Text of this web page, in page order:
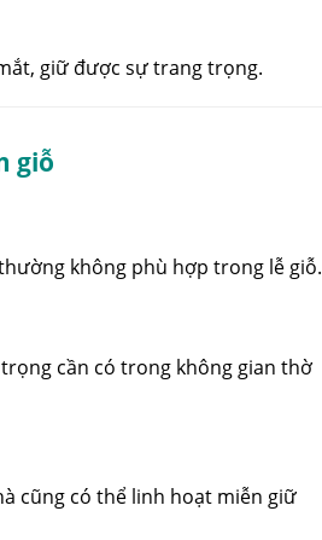
giữ được sự trang trọng.
giỗ
không phù hợp trong lễ giỗ.
cần có trong không gian thờ
cũng có thể linh hoạt miễn giữ